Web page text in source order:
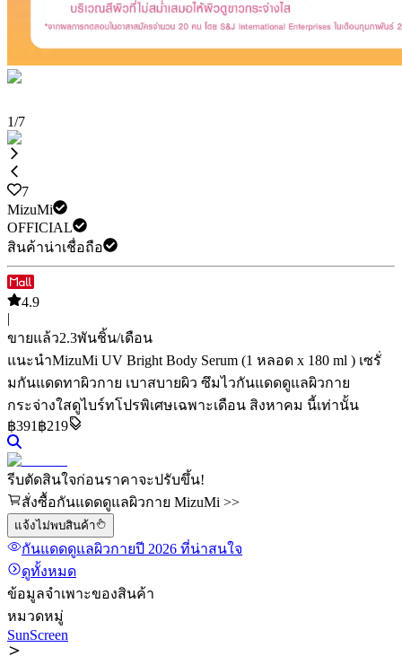
1/7
7
MizuMi
OFFICIAL
สินค้าน่าเชื่อถือ
4.9
|
ขายแล้ว2.3พันชิ้น/เดือน
แนะนำMizuMi UV Bright Body Serum (1 หลอด x 180 ml ) เซรั่
มกันแดดทาผิวกาย เบาสบายผิว ซึมไวกันแดดดูแลผิวกาย
กระจ่างใสดูไบร์ทโปรพิเศษเฉพาะเดือน สิงหาคม นี้เท่านั้น
฿391 ฿219
รีบตัดสินใจก่อนราคาจะปรับขึ้น!
สั่งซื้อกันแดดดูแลผิวกาย MizuMi >>
แจ้งไม่พบสินค้า
กันแดดดูแลผิวกายปี 2026 ที่น่าสนใจ
ดูทั้งหมด
ข้อมูลจำเพาะของสินค้า
หมวดหมู่
SunScreen